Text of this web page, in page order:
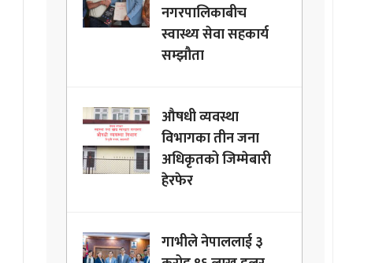
नगरपालिकाबीच
स्वास्थ्य सेवा सहकार्य
सम्झौता
औषधी व्यवस्था
विभागका तीन जना
अधिकृतको जिम्मेबारी
हेरफेर
गाभीले नेपाललाई ३